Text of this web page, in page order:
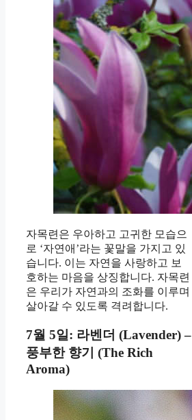
자목련은 우아하고 고귀한 모습으
로 ‘자연애’라는 꽃말을 가지고 있
습니다. 이는 자연을 사랑하고 보
호하는 마음을 상징합니다. 자목련
은 우리가 자연과의 조화를 이루며
살아갈 수 있도록 격려합니다.
7월 5일: 라벤더 (Lavender) –
풍부한 향기 (The Rich
Aroma)